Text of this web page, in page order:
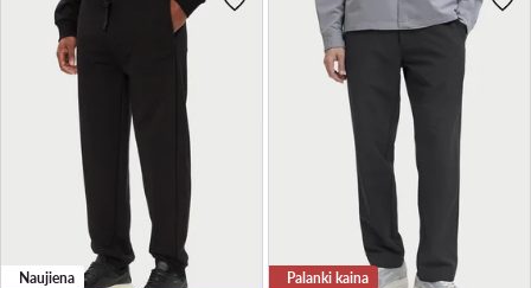
Naujiena Palanki kaina